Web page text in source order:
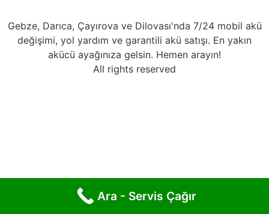
Gebze, Darıca, Çayırova ve Dilovası'nda 7/24 mobil akü
değişimi, yol yardım ve garantili akü satışı. En yakın
akücü ayağınıza gelsin. Hemen arayın!
All rights reserved
Ara - Servis Çağır